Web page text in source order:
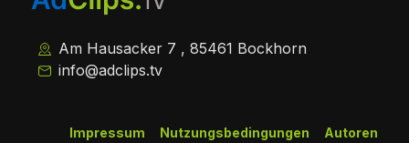
Am Hausacker 7 , 85461 Bockhorn
info@adclips.tv
Autoren
Nutzungsbedingungen
Impressum